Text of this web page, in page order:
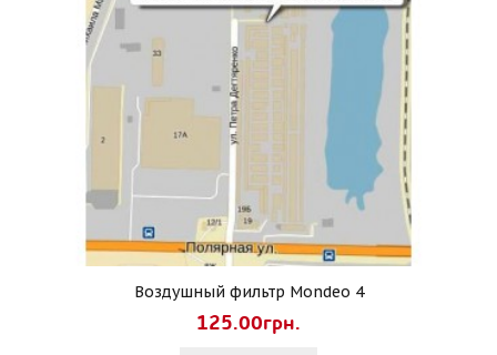
Воздушный фильтр Mondeo 4
125.00грн.